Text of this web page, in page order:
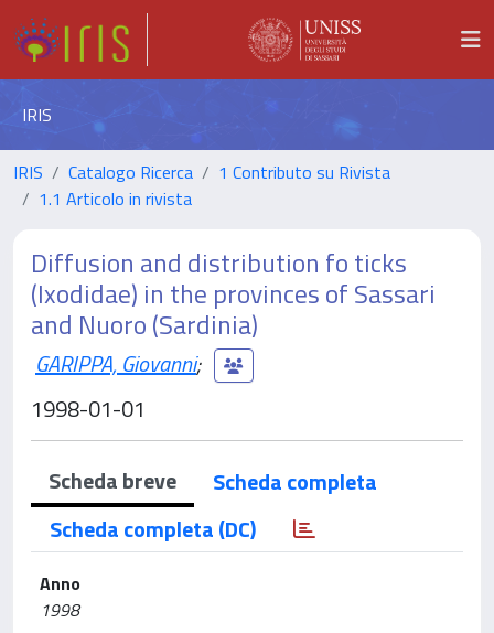
IRIS
IRIS Catalogo Ricerca
1 Contributo su Rivista
1.1 Articolo in rivista
Diffusion and distribution fo ticks
(Ixodidae) in the provinces of Sassari
and Nuoro (Sardinia)
GARIPPA, Giovanni;
1998-01-01
Scheda breve
Scheda completa
Scheda completa (DC)
Anno
1998